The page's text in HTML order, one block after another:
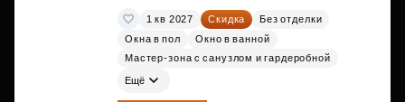
1 кв 2027 Скидка
Без отделки
Окна в пол
Окно в ванной
Мастер-зона с санузлом и гардеробной
Ещё